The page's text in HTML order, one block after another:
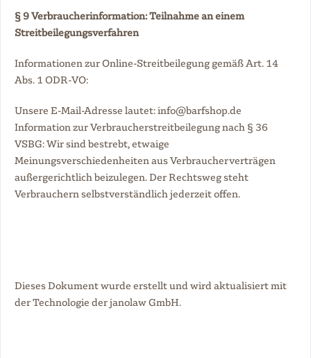
§ 9 Verbraucherinformation: Teilnahme an einem
Streitbeilegungsverfahren
Informationen zur Online-Streitbeilegung gemäß Art. 14
Abs. 1 ODR-VO:
Unsere E-Mail-Adresse lautet: info@barfshop.de
Information zur Verbraucherstreitbeilegung nach § 36
VSBG: Wir sind bestrebt, etwaige
Meinungsverschiedenheiten aus Verbraucherverträgen
außergerichtlich beizulegen. Der Rechtsweg steht
Verbrauchern selbstverständlich jederzeit offen.
Dieses Dokument wurde erstellt und wird aktualisiert mit
der Technologie derjanolaw GmbH.